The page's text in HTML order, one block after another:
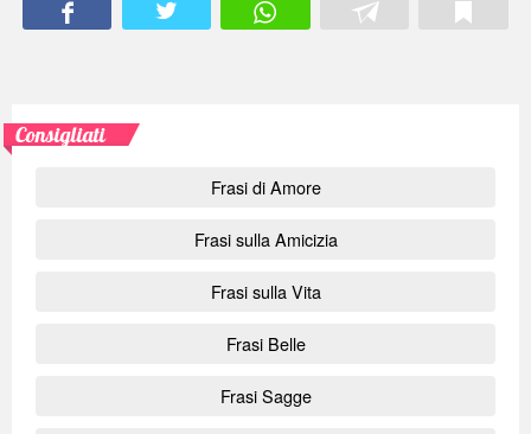
Consigliati
Frasi di Amore
Frasi sulla Amicizia
Frasi sulla Vita
Frasi Belle
Frasi Sagge